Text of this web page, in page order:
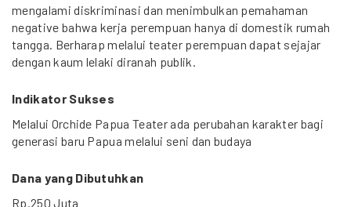
mengalami diskriminasi dan menimbulkan pemahaman
negative bahwa kerja perempuan hanya di domestik rumah
tangga. Berharap melalui teater perempuan dapat sejajar
dengan kaum lelaki diranah publik.
Indikator Sukses
Melalui Orchide Papua Teater ada perubahan karakter bagi
generasi baru Papua melalui seni dan budaya
Dana yang Dibutuhkan
Rp.250 Juta